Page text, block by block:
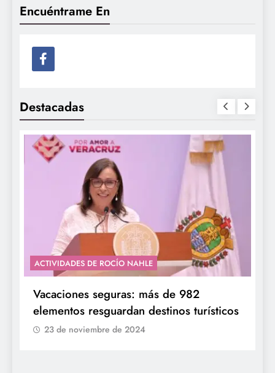
Encuéntrame En
Destacadas
ACTIVIDADES DE ROCÍO NAHLE
Vacaciones seguras: más de 982
elementos resguardan destinos turísticos
23 de noviembre de 2024